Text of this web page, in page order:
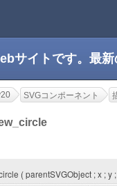
サイトです。最
SVGコンポーネント
( parentSVGObject ; x ;